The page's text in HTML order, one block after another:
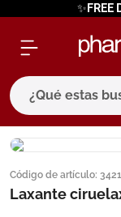
✨FREE
¿Qué estas
Código de artículo:
Laxante
términos
1. eucerin